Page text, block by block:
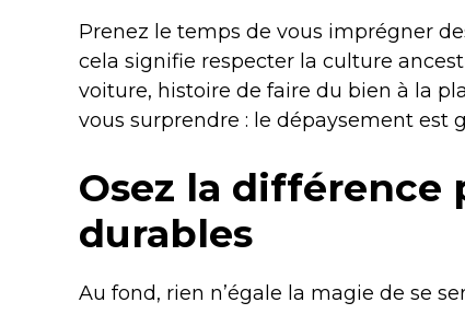
Prenez le temps de vous imprégner
cela signifie respecter la culture
voiture, histoire de faire du bien à la
vous surprendre : le dépaysement est
Osez la différence
durables
Au fond, rien n’égale la magie de se